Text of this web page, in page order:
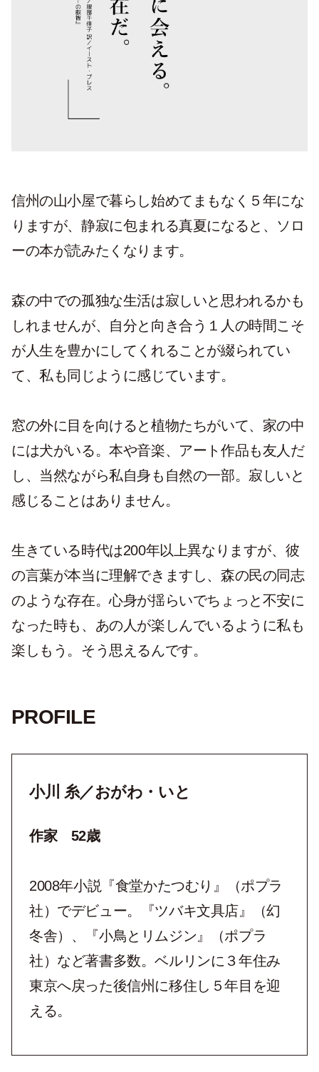
信州の山小屋で暮らし始めてまもなく５年にな
りますが、静寂に包まれる真夏になると、ソロ
ーの本が読みたくなります。
森の中での孤独な生活は寂しいと思われるかも
しれませんが、自分と向き合う１人の時間こそ
が人生を豊かにしてくれることが綴られてい
て、私も同じように感じています。
窓の外に目を向けると植物たちがいて、家の中
には犬がいる。本や音楽、アート作品も友人だ
し、当然ながら私自身も自然の一部。寂しいと
感じることはありません。
生きている時代は200年以上異なりますが、彼
の言葉が本当に理解できますし、森の民の同志
のような存在。心身が揺らいでちょっと不安に
なった時も、あの人が楽しんでいるように私も
楽しもう。そう思えるんです。
PROFILE
小川 糸／おがわ・いと
作家 52歳
2008年小説『食堂かたつむり』（ポプラ
社）でデビュー。『ツバキ文具店』（幻
冬舎）、『小鳥とリムジン』（ポプラ
社）など著書多数。ベルリンに３年住み
東京へ戻った後信州に移住し５年目を迎
える。